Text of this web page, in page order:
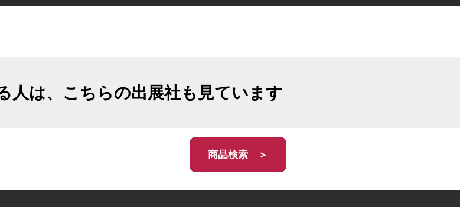
繁體中文
アクセス・来場ガイド
人は、こちらの出展社も見ています
商品検索 ＞